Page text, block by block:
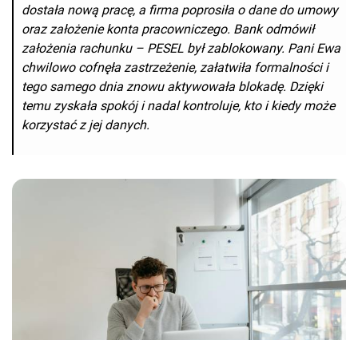
dostała nową pracę, a firma poprosiła o dane do umowy
oraz założenie konta pracowniczego. Bank odmówił
założenia rachunku – PESEL był zablokowany. Pani Ewa
chwilowo cofnęła zastrzeżenie, załatwiła formalności i
tego samego dnia znowu aktywowała blokadę. Dzięki
temu zyskała spokój i nadal kontroluje, kto i kiedy może
korzystać z jej danych.